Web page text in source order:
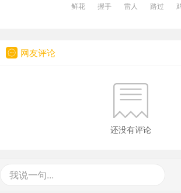
鲜花 握手 雷人 路过
网友评论
还没有评论
我说一句...